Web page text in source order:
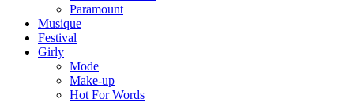
Paramount
Musique
Festival
Girly
Mode
Make-up
Hot For Words